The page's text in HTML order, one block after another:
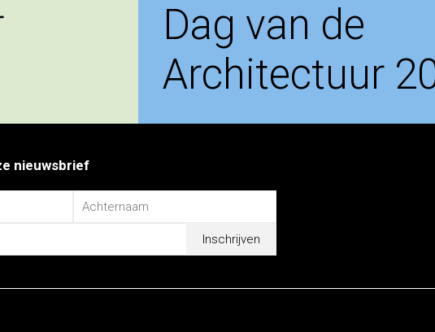
Dag van de
Architectuur
nieuwsbrief